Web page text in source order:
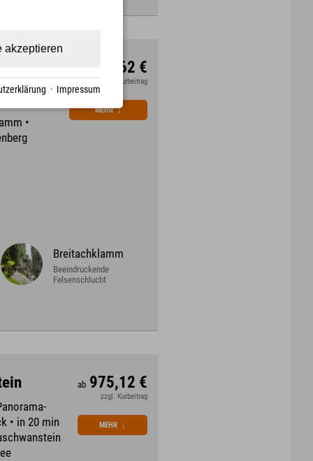
km
•
1085,62 €
zzgl. Kurbeitrag
MEHR ↓
Breitachklamm
Beeindruckende
Felsenschlucht
• in 20 min
ab 975,12 €
zzgl. Kurbeitrag
MEHR ↓
akzeptieren
· Impressum